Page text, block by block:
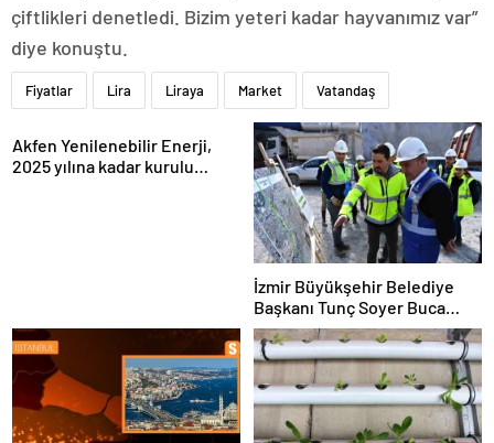
çiftlikleri denetledi. Bizim yeteri kadar hayvanımız var”
diye konuştu.
Fiyatlar Lira Liraya Market Vatandaş
Akfen Yenilenebilir Enerji,
2025 yılına kadar kurulu
İzmir Büyükşehir Belediye
Başkanı Tunç Soyer Buca
Onat Tüneli çalışmalarını
inceledi